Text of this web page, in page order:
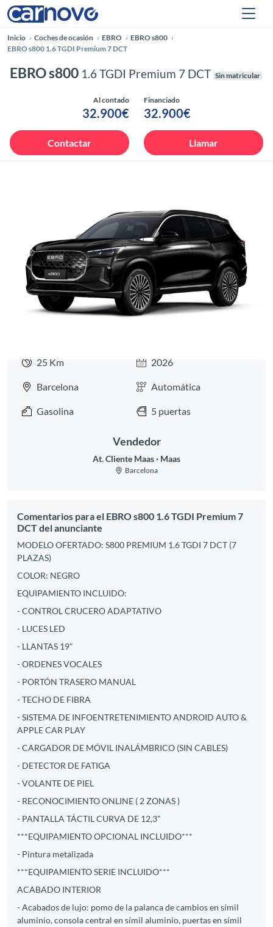
Inicio Coches de ocasión EBRO
EBRO s800
EBRO s800 1.6 TGDI Premium 7 DCT
EBRO s800 1.6 TGDI Premium 7 DCT Sin matricular
Al contado
32.900€
Financiado
32.900€
Contactar Llamar
Anterior
25 Km 2026
Barcelona Automática
Gasolina 5 puertas
Vendedor
At. Cliente Maas Maas
Barcelona
Comentarios para el EBRO s800 1.6 TGDI Premium 7
DCT del anunciante
MODELO OFERTADO: S800 PREMIUM 1.6 TGDI 7 DCT (7
PLAZAS)
COLOR: NEGRO
EQUIPAMIENTO INCLUIDO:
- CONTROL CRUCERO ADAPTATIVO
- LUCES LED
- LLANTAS 19"
- ORDENES VOCALES
- PORTÓN TRASERO MANUAL
- TECHO DE FIBRA
- SISTEMA DE INFOENTRETENIMIENTO ANDROID AUTO &
APPLE CAR PLAY
- CARGADOR DE MÓVIL INALÁMBRICO (SIN CABLES)
- DETECTOR DE FATIGA
- VOLANTE DE PIEL
- RECONOCIMIENTO ONLINE ( 2 ZONAS )
- PANTALLA TÁCTIL CURVA DE 12,3"
***EQUIPAMIENTO OPCIONAL INCLUIDO***
- Pintura metalizada
***EQUIPAMIENTO SERIE INCLUIDO***
ACABADO INTERIOR
- Acabados de lujo: pomo de la palanca de cambios en símil
aluminio, consola central en símil aluminio, puertas en símil